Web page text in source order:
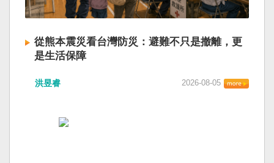
從熊本震災看台灣防災：避難不只是撤離，更
是生活保障
洪昱睿 2026-08-05